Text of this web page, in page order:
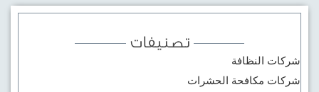
escort
izmir
escort
تصنيفات
شركات النظافة
شركات مكافحة الحشرات